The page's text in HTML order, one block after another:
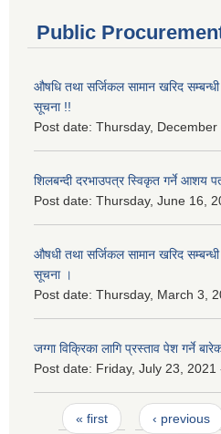
Public
औषधि तथा सर्जिकल सामान खरिद
सूचना !!
Post date: Thursday,
शिलबन्दी दरभाउपत्र स्विकृत गर्ने आशय
Post date: Thursday, June 16,
औषधी तथा सर्जिकल सामान खरिद
सूचना ।
Post date: Thursday, March 3,
जग्गा विक्रिका लागि प्रस्ताव पेश गर्ने
Post date: Friday, July 23, 2021
Pages
« first ‹ previous